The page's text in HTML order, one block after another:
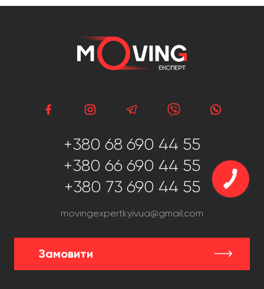
+380 68 690 44 55
+380 66 690 44 55
+380 73 690 44 55
movingexpertkyivua@gmail.com
Замовити